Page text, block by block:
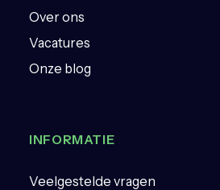
Over ons
Vacatures
Onze blog
INFORMATIE
Veelgestelde vragen